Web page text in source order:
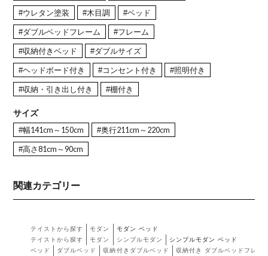
#ウレタン塗装 #木目調 #ベッド
#ダブルベッドフレーム #フレーム
#収納付きベッド #ダブルサイズ
#ヘッドボード付き #コンセント付き #照明付き
#収納・引き出し付き #棚付き
サイズ
#幅141cm～150cm #奥行211cm～220cm
#高さ81cm～90cm
関連カテゴリー
テイストから探す モダン
モダン ベッド
テイストから探す
モダン シンプルモダン
シンプルモダン ベッド
ベッド
ダブルベッド 収納付きダブルベッド 収納付き ダブルベッドフレー